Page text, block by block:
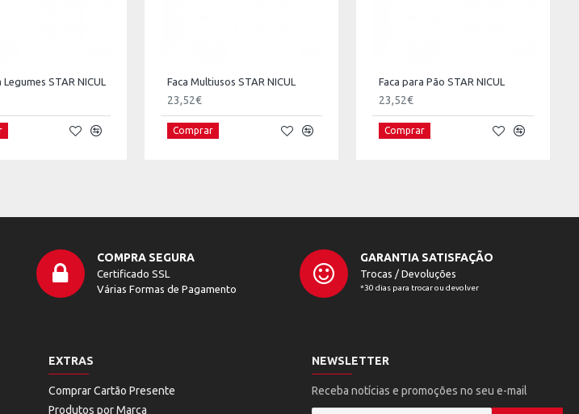
Legumes STAR NICUL Faca Multiusos STAR NICUL
23,52€
Comprar
Faca para Pão STAR NICUL
23,52€
Comprar
COMPRA SEGURA
Certificado SSL
Várias Formas de Pagamento
GARANTIA SATISFAÇÃO
Trocas / Devoluções
*30 dias para trocar ou devolver
EXTRAS
Comprar Cartão Presente
Produtos por Marca
NEWSLETTER
Receba notícias e promoções no seu e-mail